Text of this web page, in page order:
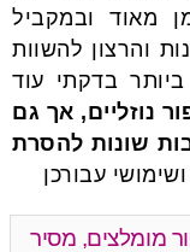
מאוד ובמקביל
והרצון להשוות
בדקתי עוד
נוזליים, אך גם
שונות להסרת
עבורכן